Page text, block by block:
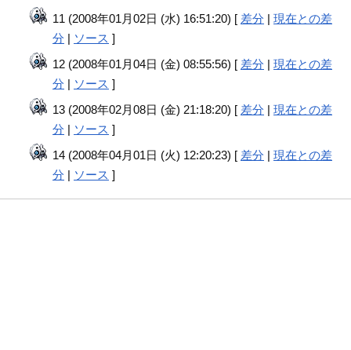
11 (2008年01月02日 (水) 16:51:20) [ 差分 |現在との差
分 | ソース ]
12 (2008年01月04日 (金) 08:55:56) [ 差分 |現在との差
分 | ソース ]
13 (2008年02月08日 (金) 21:18:20) [ 差分 |現在との差
分 | ソース ]
14 (2008年04月01日 (火) 12:20:23) [ 差分 |現在との差
分 | ソース ]